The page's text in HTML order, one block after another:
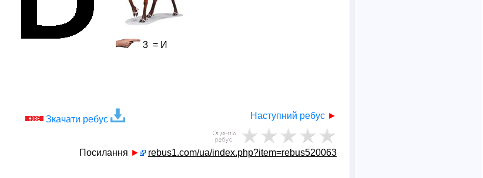
3 = И
Зкачати ребус Наступний ребус ►
Посилання ► rebus1.com/ua/index.php?item=rebus520063